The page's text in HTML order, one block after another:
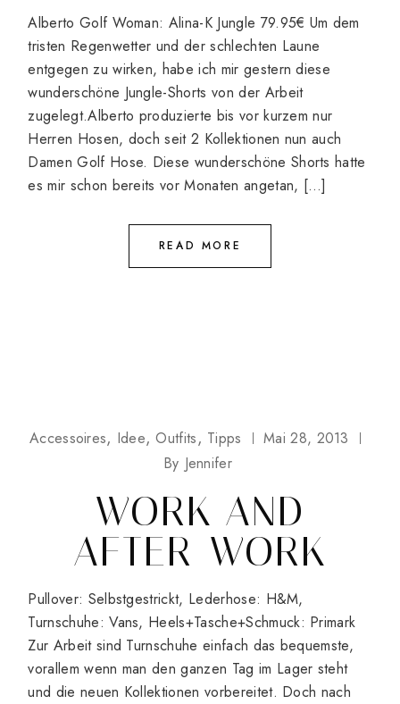
Alberto Golf Woman: Alina-K Jungle 79.95€ Um dem
tristen Regenwetter und der schlechten Laune
entgegen zu wirken, habe ich mir gestern diese
wunderschöne Jungle-Shorts von der Arbeit
zugelegt.Alberto produzierte bis vor kurzem nur
Herren Hosen, doch seit 2 Kollektionen nun auch
Damen Golf Hose. Diese wunderschöne Shorts hatte
es mir schon bereits vor Monaten angetan, […]
READ MORE
Accessoires Idee Outfits Tipps
Mai 28, 2013
By Jennifer
WORK AND
AFTER-WORK
Pullover: Selbstgestrickt, Lederhose: H&M,
Turnschuhe: Vans, Heels+Tasche+Schmuck: Primark
Zur Arbeit sind Turnschuhe einfach das bequemste,
vorallem wenn man den ganzen Tag im Lager steht
und die neuen Kollektionen vorbereitet. Doch nach